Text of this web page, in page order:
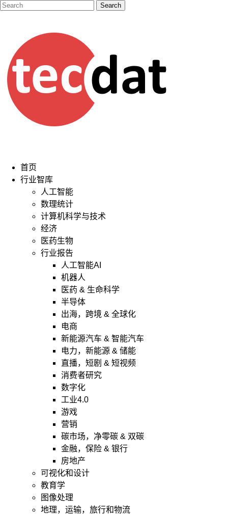
首页
行业智库
人工智能
数理统计
计算机科学与技术
经济
医药生物
行业报告
人工智能AI
机器人
医药 & 生命科学
半导体
出海，跨境 & 全球化
电商
新能源汽车 & 智能汽车
电力，新能源 & 储能
直播，短剧 & 短视频
消费者研究
数字化
工业4.0
游戏
营销
碳市场，净零碳 & 双碳
金融，保险 & 银行
房地产
可视化和设计
教育学
图像处理
地理，运输，旅行和物流